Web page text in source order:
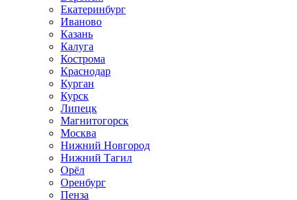
Екатеринбург
Иваново
Казань
Калуга
Кострома
Краснодар
Курган
Курск
Липецк
Магнитогорск
Москва
Нижний Новгород
Нижний Тагил
Орёл
Оренбург
Пенза